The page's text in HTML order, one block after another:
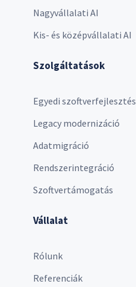
Nagyvállalati AI
Kis- és középvállalati AI
Szolgáltatások
Egyedi szoftverfejlesztés
Legacy modernizáció
Adatmigráció
Rendszerintegráció
Szoftvertámogatás
Vállalat
Rólunk
Referenciák